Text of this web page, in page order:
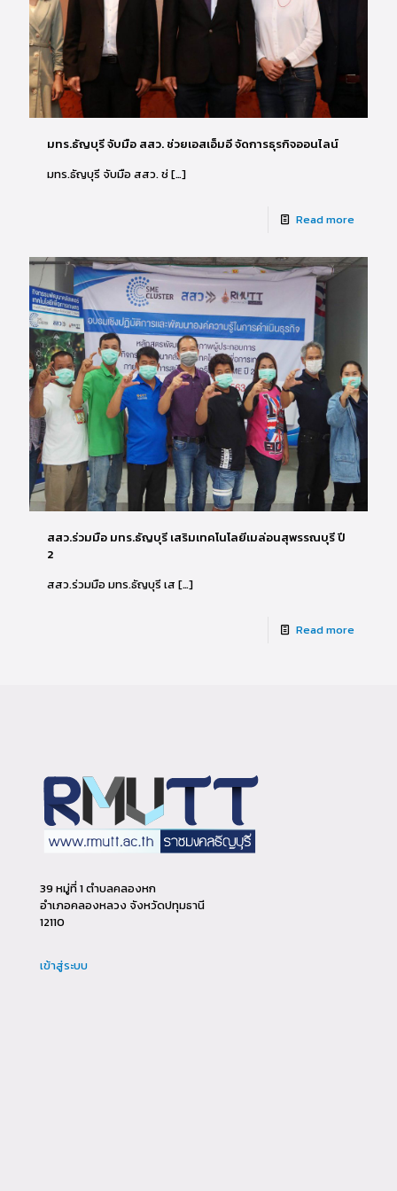
มทร.ธัญบุรี จับมือ สสว. ช่วยเอสเอ็มอี จัดการธุรกิจออนไลน์
มทร.ธัญบุรี จับมือ สสว. ช่[…]
Read more
สสว.ร่วมมือ มทร.ธัญบุรี เสริมเทคโนโลยีเมล่อนสุพรรณบุรี ปี
2
สสว.ร่วมมือ มทร.ธัญบุรี เส […]
Read more
39 หมู่ที่ 1 ตำบลคลองหก
อำเภอคลองหลวง จังหวัดปทุมธานี
12110
เข้าสู่ระบบ